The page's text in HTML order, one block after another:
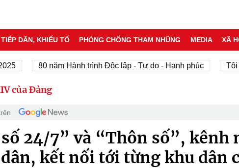
TIẾP DÂN, KHIẾU TỐ PHÒNG CHỐNG THAM NHŨNG MEDIA XÃ
80 năm Hành trình Độc lập - Tự do - Hạnh phúc Tôi yêu
của Đảng
24/7” và “Thôn số”, kênh
kết nối tới từng khu dân